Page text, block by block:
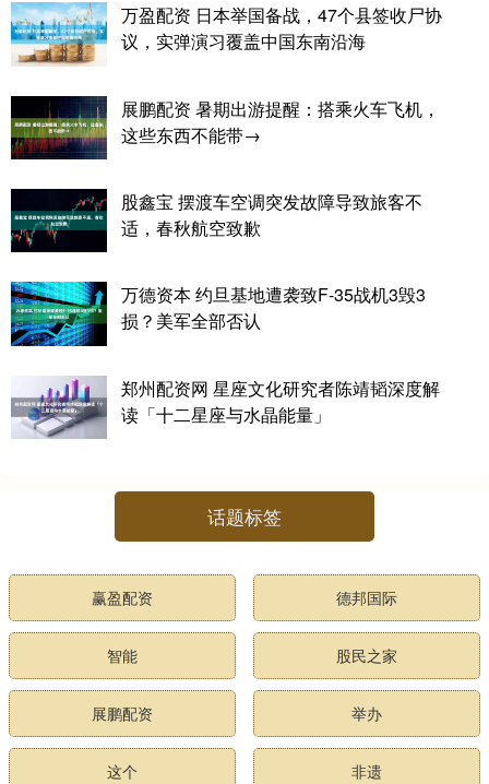
万盈配资 日本举国备战，47个县签收尸协
议，实弹演习覆盖中国东南沿海
展鹏配资 暑期出游提醒：搭乘火车飞机，
这些东西不能带→
股鑫宝 摆渡车空调突发故障导致旅客不
适，春秋航空致歉
万德资本 约旦基地遭袭致F-35战机3毁3
损？美军全部否认
郑州配资网 星座文化研究者陈靖韬深度解
读「十二星座与水晶能量」
话题标签
赢盈配资 德邦国际
智能 股民之家
展鹏配资 举办
这个 非遗